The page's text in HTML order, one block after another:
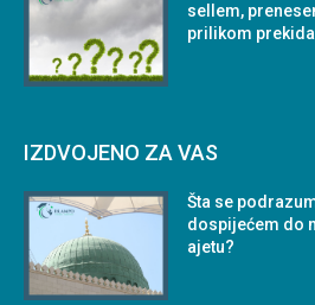
sellem,
prilikom
IZDVOJENO ZA VAS
Šta se
dospijećem do
ajetu?